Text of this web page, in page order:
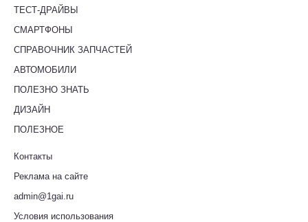
ТЕСТ-ДРАЙВЫ
СМАРТФОНЫ
СПРАВОЧНИК ЗАПЧАСТЕЙ
АВТОМОБИЛИ
ПОЛЕЗНО ЗНАТЬ
ДИЗАЙН
ПОЛЕЗНОЕ
Контакты
Реклама на сайте
admin@1gai.ru
Условия использования